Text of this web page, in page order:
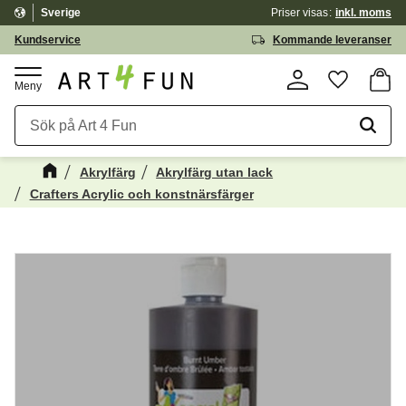
Meny
Kundservice Kommande leveranser
Sverige Priser visas inkl. moms
Akrylfärg
Akrylfärg utan lack
Crafters Acrylic och konstnärsfärger
intressera dig?